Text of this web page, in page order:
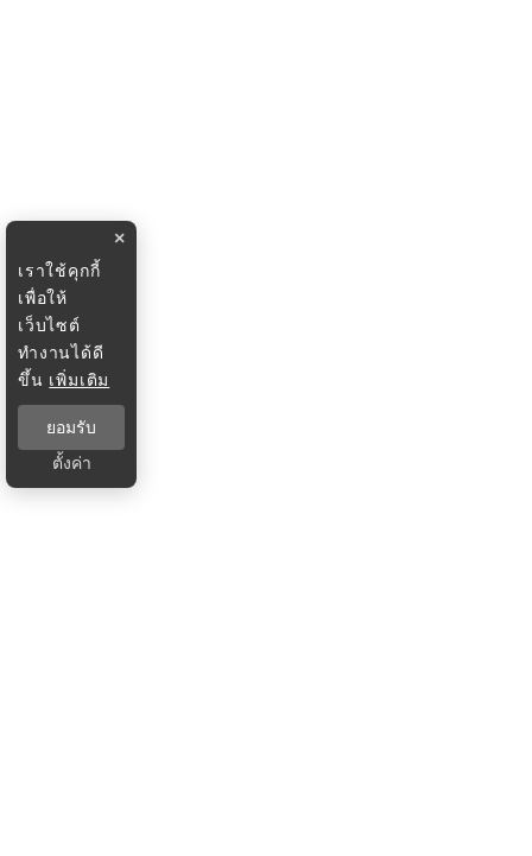
×
เราใช้คุกกี้
เพื่อให้
เว็บไซต์
ทำงานได้ดี
ขึ้น เพิ่มเติม
ยอมรับ
ตั้งค่า